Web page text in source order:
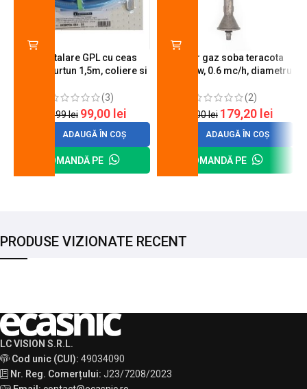
Kit instalare GPL cu ceas
butelie, furtun 1,5m, coliere si
(3)
120,99lei 99,00 lei
ADAUGĂ ÎN COȘ
COMANDĂ PE
Arzator gaz soba teracota
A600, 6 kw, 0.6 mc/h, diametru
(2)
200,00lei 179,20 lei
ADAUGĂ ÎN COȘ
COMANDĂ PE
PRODUSE VIZIONATE RECENT
LC VISION S.R.L.
Cod unic (CUI): 49034090
Nr. Reg. Comerțului: J23/7208/2023